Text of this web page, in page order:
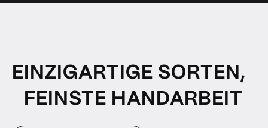
EINZIGARTIGE SORTEN,
FEINSTE HANDARBEIT